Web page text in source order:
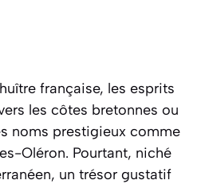
française, les esprits
les côtes bretonnes ou
noms prestigieux comme
Oléron. Pourtant, niché
un trésor gustatif